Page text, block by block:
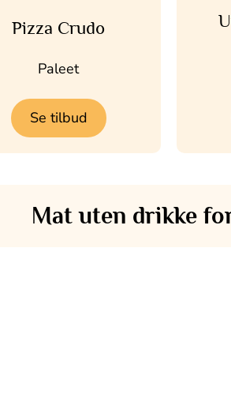
Pizza Crudo
Paleet
Se tilbud
Mat uten drikke